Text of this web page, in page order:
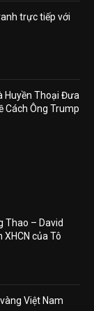
trực tiếp với
Huyền Thoại Đưa
Cách Ông Trump
Thao – David
XHCN của Tô
Việt Nam